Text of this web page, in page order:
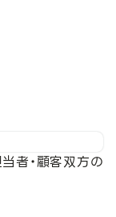
者・顧客双方の